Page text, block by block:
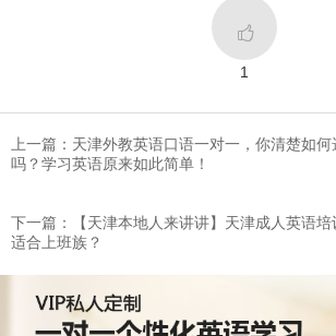

1
上一篇：天津外教英语口语一对一，你清楚如
吗？学习英语原来如此简单！
下一篇：​【天津本地人来讲讲】天津成人英语
适合上班族？